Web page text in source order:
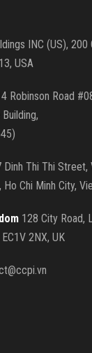
INC (US), 200
USA
Robinson Road
Dinh Thi Thi Street,
Chi Minh City,
128 City Road,
2NX, UK